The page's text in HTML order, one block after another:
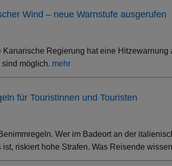
Wind – neue Warnstufe ausgerufen
Regierung hat eine Hitzewarnung
möglich. mehr
für Touristinnen und Touristen
Wer im Badeort an der
riskiert hohe Strafen. Was Reisende